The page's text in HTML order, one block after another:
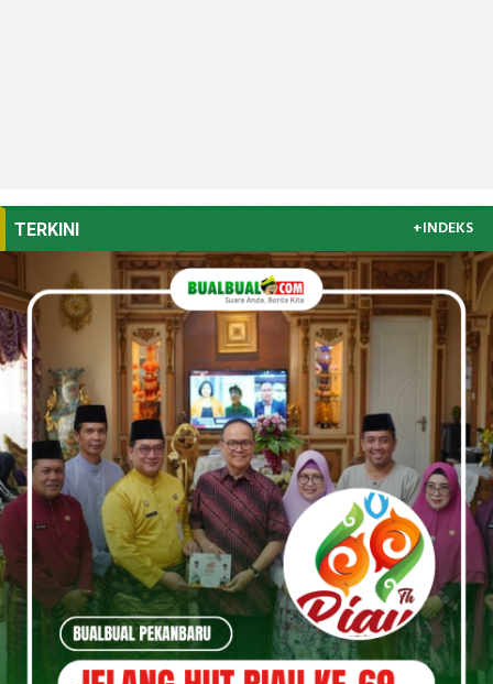
TERKINI +INDEKS